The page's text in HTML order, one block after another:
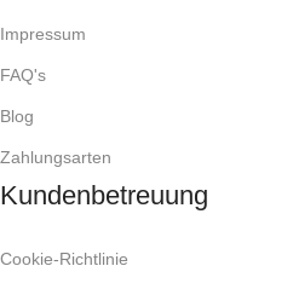
Impressum
FAQ's
Blog
Zahlungsarten
Kundenbetreuung
Cookie-Richtlinie